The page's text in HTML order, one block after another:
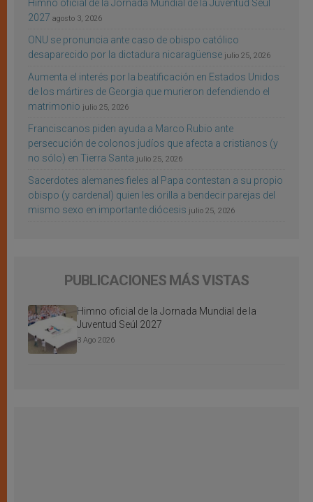
Himno oficial de la Jornada Mundial de la Juventud Seúl
2027 agosto 3, 2026
ONU se pronuncia ante caso de obispo católico
desaparecido por la dictadura nicaragüense julio 25, 2026
Aumenta el interés por la beatificación en Estados Unidos
de los mártires de Georgia que murieron defendiendo el
matrimonio julio 25, 2026
Franciscanos piden ayuda a Marco Rubio ante
persecución de colonos judíos que afecta a cristianos (y
no sólo) en Tierra Santa julio 25, 2026
Sacerdotes alemanes fieles al Papa contestan a su propio
obispo (y cardenal) quien les orilla a bendecir parejas del
mismo sexo en importante diócesis julio 25, 2026
PUBLICACIONES MÁS VISTAS
Himno oficial de la Jornada Mundial de la
Juventud Seúl 2027
3 Ago 2026